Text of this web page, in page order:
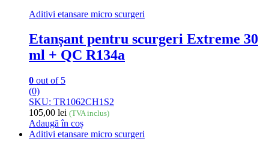
Aditivi etansare micro scurgeri
Etanșant pentru scurgeri Extreme 30
ml + QC R134a
0 out of 5
(0)
SKU: TR1062CH1S2
105,00 lei (TVA inclus)
Adaugă în coș
Aditivi etansare micro scurgeri